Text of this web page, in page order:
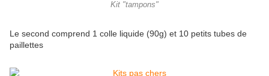
Kit "tampons"
Le second comprend 1 colle liquide (90g) et 10 petits tubes de
paillettes